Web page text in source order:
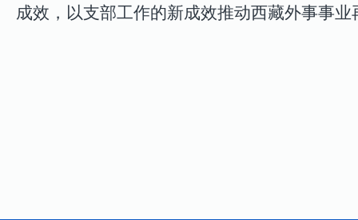
成效，以支部工作的新成效推动西藏外事事业